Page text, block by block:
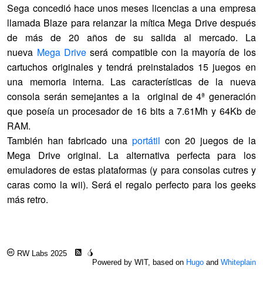
Sega concedió hace unos meses licencias a una empresa
llamada Blaze para relanzar la mítica Mega Drive después
de más de 20 años de su salida al mercado. La
nueva Mega Drive será compatible con la mayoría de los
cartuchos originales y tendrá preinstalados 15 juegos en
una memoria interna. Las características de la nueva
consola serán semejantes a la original de 4ª generación
que poseía un procesador de 16 bits a 7.61Mh y 64Kb de
RAM.
También han fabricado unaportátil con 20 juegos de la
Mega Drive original. La alternativa perfecta para los
emuladores de estas plataformas (y para consolas cutres y
caras como la wii). Será el regalo perfecto para los geeks
más retro.
RW Labs 2025
Powered by WIT, based on Hugoand Whiteplain